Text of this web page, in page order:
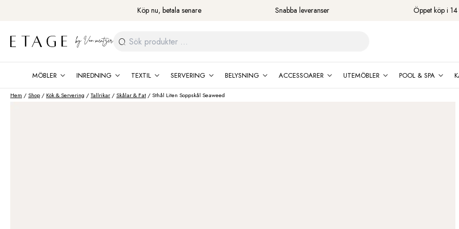
Köp nu, betala senare Snabba leveranser Öppet köp i
Sök
efter:
MÖBLER INREDNING TEXTIL SERVERING BELYSNING ACCESSOARER UTEMÖBLER POOL & SPA
Hem /Shop / Kök & Servering /Tallrikar /Skålar & Fat / Sthål Liten Soppskål Seaweed